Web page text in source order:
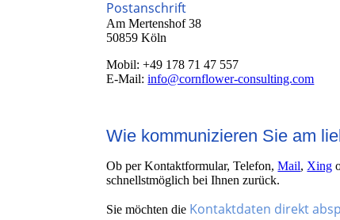
Postanschrift
Am Mertenshof 38
50859 Köln
Mobil: +49 178 71 47 557
E-Mail:info@cornflower-consulting.com
Wie kommunizieren Sie am
Ob per Kontaktformular, Telefon,Mail, Xing
schnellstmöglich bei Ihnen zurück.
Sie möchten die Kontaktdaten direkt